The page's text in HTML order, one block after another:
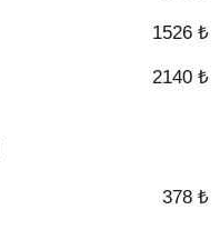
1526 ₺
2140 ₺
378 ₺